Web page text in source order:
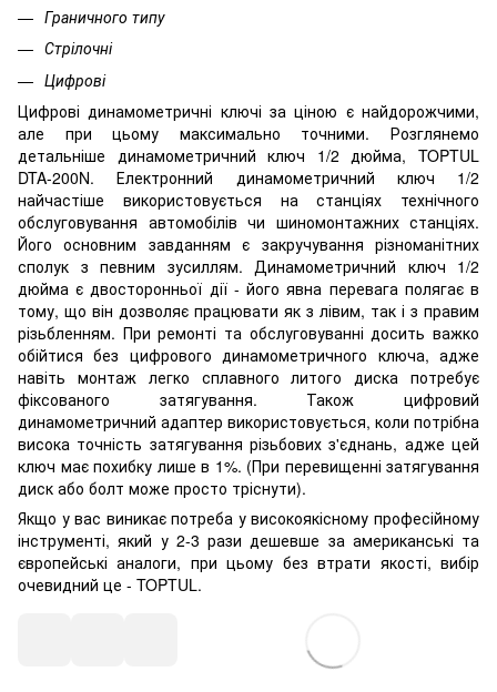
Граничного типу
Стрілочні
Цифрові
Цифрові динамометричні ключі за ціною є найдорожчими,
але при цьому максимально точними. Розглянемо
детальніше динамометричний ключ 1/2 дюйма, TOPTUL
DTA-200N. Електронний динамометричний ключ 1/2
найчастіше використовується на станціях технічного
обслуговування автомобілів чи шиномонтажних станціях.
Його основним завданням є закручування різноманітних
сполук з певним зусиллям. Динамометричний ключ 1/2
дюйма є двосторонньої дії - його явна перевага полягає в
тому, що він дозволяє працювати як з лівим, так і з правим
різьбленням. При ремонті та обслуговуванні досить важко
обійтися без цифрового динамометричного ключа, адже
навіть монтаж легко сплавного литого диска потребує
фіксованого затягування. Також цифровий
динамометричний адаптер використовується, коли потрібна
висока точність затягування різьбових з'єднань, адже цей
ключ має похибку лише в 1%. (При перевищенні затягування
диск або болт може просто тріснути).
Якщо у вас виникає потреба у високоякісному професійному
інструменті, який у 2-3 рази дешевше за американські та
європейські аналоги, при цьому без втрати якості, вибір
очевидний це - TOPTUL.